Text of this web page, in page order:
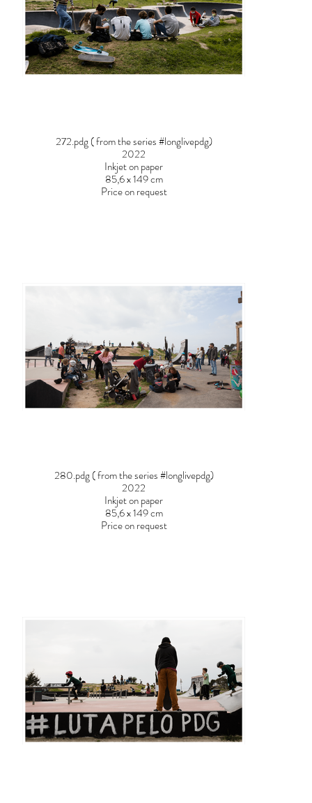
272.pdg ( from the series #longlivepdg)
2022
Inkjet on paper
85,6 x 149 cm
Price on request
280.pdg ( from the series #longlivepdg)
2022
Inkjet on paper
85,6 x 149 cm
Price on request